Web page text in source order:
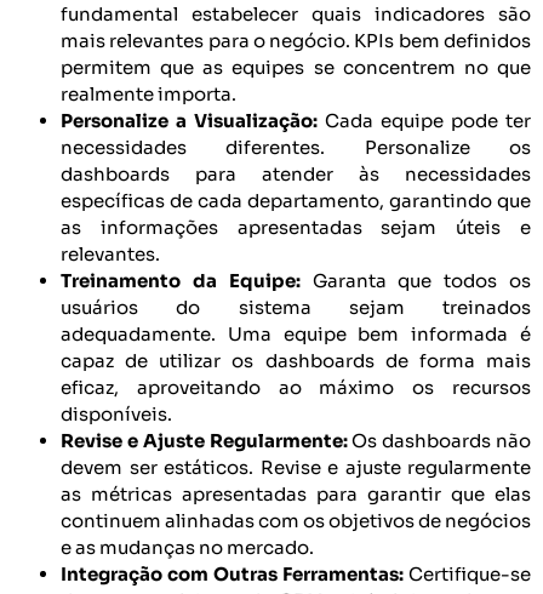
fundamental estabelecer quais indicadores são
mais relevantes para o negócio. KPIs bem definidos
permitem que as equipes se concentrem no que
realmente importa.
Personalize a Visualização: Cada equipe pode ter
necessidades diferentes. Personalize os
dashboards para atender às necessidades
específicas de cada departamento, garantindo que
as informações apresentadas sejam úteis e
relevantes.
Treinamento da Equipe:Garanta que todos os
usuários do sistema sejam treinados
adequadamente. Uma equipe bem informada é
capaz de utilizar os dashboards de forma mais
eficaz, aproveitando ao máximo os recursos
disponíveis.
Revise e Ajuste Regularmente:Os dashboards não
devem ser estáticos. Revise e ajuste regularmente
as métricas apresentadas para garantir que elas
continuem alinhadas com os objetivos de negócios
e as mudanças no mercado.
Integração com Outras Ferramentas: Certifique-se